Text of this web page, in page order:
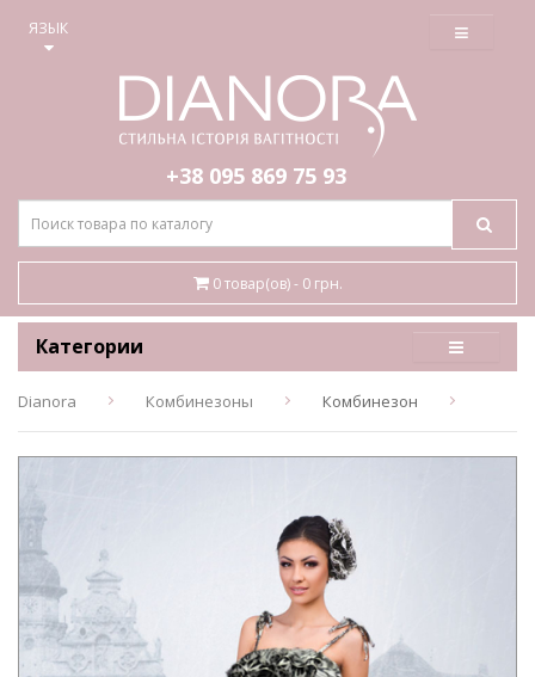
ЯЗЫК ≡
+38 095 869 75 93
0 товар(ов) - 0 грн.
Категории
Dianora Комбинезоны Комбинезон